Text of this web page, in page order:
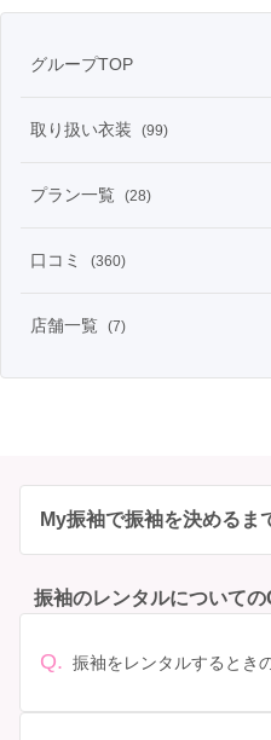
グループTOP
取り扱い衣装 (99)
プラン一覧 (28)
口コミ (360)
店舗一覧 (7)
My振袖で振袖を決めるま
振袖のレンタルについて
Q. 振袖をレンタルするとき